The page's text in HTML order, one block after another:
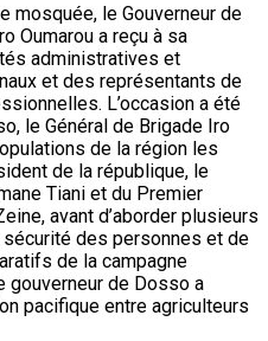
mosquée, le Gouverneur de
Oumarou a reçu à sa
administratives et
et des représentants de
L’occasion a été
le Général de Brigade Iro
de la région les
de la république, le
Tiani et du Premier
avant d’aborder plusieurs
sécurité des personnes et de
de la campagne
gouverneur de Dosso a
pacifique entre agriculteurs